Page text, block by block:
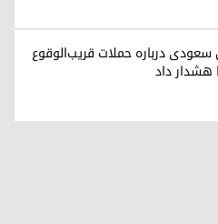
سعودی درباره حملات قریب‌الوقوع
داد